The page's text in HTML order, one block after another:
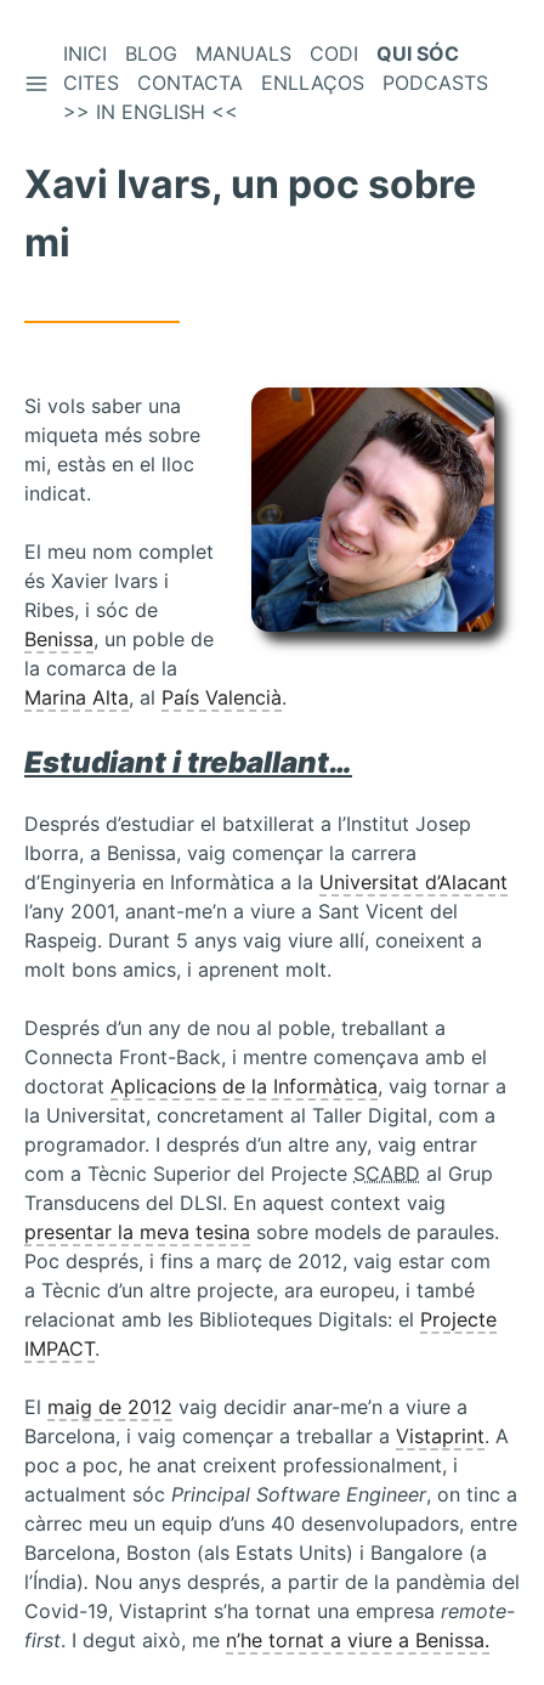
contingut
BARRA LATERAL
INICI BLOG MANUALS CODI
QUI SÓC
CITES
CONTACTA ENLLAÇOS
PODCASTS
>> IN ENGLISH <<
Xavi Ivars, un poc sobre
mi
Si vols saber una
miqueta més sobre
mi, estàs en el lloc
indicat.
El meu nom complet
és Xavier Ivars i
Ribes, i sóc de
Benissa, un poble de
la comarca de la
Marina Alta, al País Valencià.
Estudiant i treballant…
Després d’estudiar el batxillerat a l’Institut Josep
Iborra, a Benissa, vaig començar la carrera
d’Enginyeria en Informàtica a la Universitat d’Alacant
l’any 2001, anant-me’n a viure a Sant Vicent del
Raspeig. Durant 5 anys vaig viure allí, coneixent a
molt bons amics, i aprenent molt.
Després d’un any de nou al poble, treballant a
Connecta Front-Back, i mentre començava amb el
doctorat Aplicacions de la Informàtica, vaig tornar a
la Universitat, concretament al Taller Digital, com a
programador. I després d’un altre any, vaig entrar
com a Tècnic Superior del Projecte SCABD al Grup
Transducens del DLSI. En aquest context vaig
presentar la meva tesina sobre models de paraules.
Poc després, i fins a març de 2012, vaig estar com
a Tècnic d’un altre projecte, ara europeu, i també
relacionat amb les Biblioteques Digitals: el Projecte
IMPACT.
El maig de 2012 vaig decidir anar-me’n a viure a
Barcelona, i vaig començar a treballar a Vistaprint. A
poc a poc, he anat creixent professionalment, i
actualment sóc Principal Software Engineer, on tinc a
càrrec meu un equip d’uns 40 desenvolupadors, entre
Barcelona, Boston (als Estats Units) i Bangalore (a
l’Índia). Nou anys després, a partir de la pandèmia del
Covid-19, Vistaprint s’ha tornat una empresa remote-
first. I degut això, me n’he tornat a viure a Benissa.